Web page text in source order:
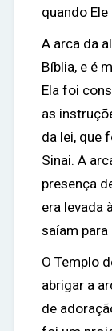
quando
A arca da
Bíblia, e é
Ela foi
as
da lei, que
Sinai. A
presença
era levada
saíam para
O Templo
abrigar a
de